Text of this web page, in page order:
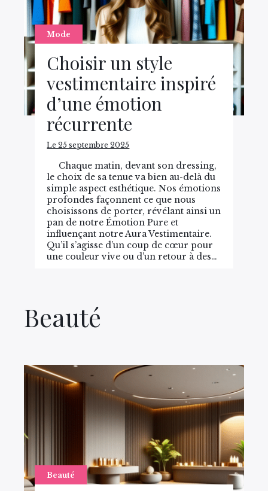
Mode
Choisir un style
vestimentaire inspiré
d’une émotion
récurrente
Le 25 septembre 2025
Chaque matin, devant son dressing,
le choix de sa tenue va bien au-delà du
simple aspect esthétique. Nos émotions
profondes façonnent ce que nous
choisissons de porter, révélant ainsi un
pan de notre Émotion Pure et
influençant notre Aura Vestimentaire.
Qu’il s’agisse d’un coup de cœur pour
une couleur vive ou d’un retour à des…
Beauté
Beauté